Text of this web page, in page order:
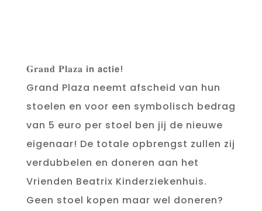
𝐆𝐫𝐚𝐧𝐝 𝐏𝐥𝐚𝐳𝐚 𝗶𝗻 𝗮𝗰𝘁𝗶𝗲!
Grand Plaza neemt afscheid van hun
stoelen en voor een symbolisch bedrag
van 5 euro per stoel ben jij de nieuwe
eigenaar! De totale opbrengst zullen zij
verdubbelen en doneren aan het
Vrienden Beatrix Kinderziekenhuis.
Geen stoel kopen maar wel doneren?